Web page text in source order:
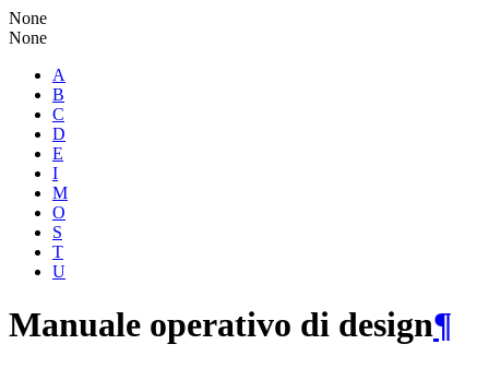
None
None
A
B
C
D
E
I
M
O
S
T
U
Manuale operativo di design¶